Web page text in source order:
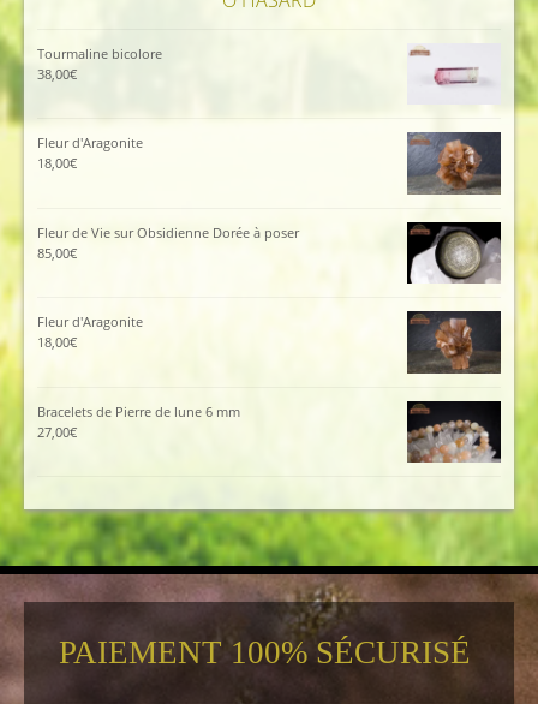
Tourmaline bicolore
38,00€
Fleur d'Aragonite
18,00€
Fleur de Vie sur Obsidienne Dorée à poser
85,00€
Fleur d'Aragonite
18,00€
Bracelets de Pierre de lune 6 mm
27,00€
PAIEMENT 100% SÉCURISÉ